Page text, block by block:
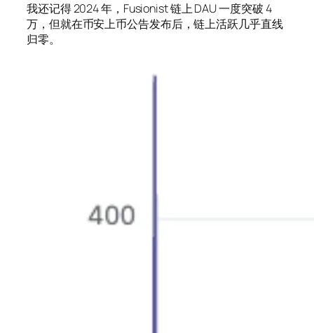
我还记得 2024 年，Fusionist 链上 DAU 一度突破 4
万，但就在币安上币公告发布后，链上活跃几乎直线
归零。